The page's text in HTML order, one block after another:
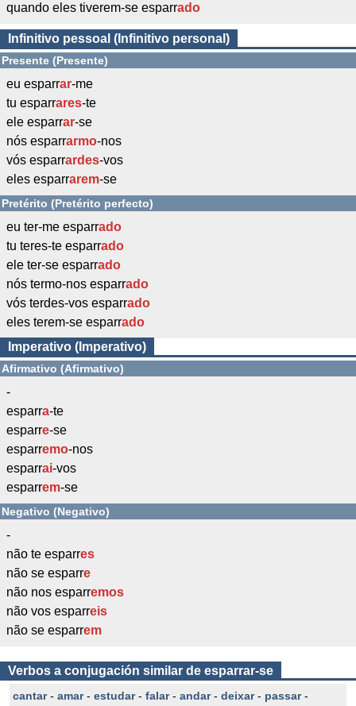
quando eles tiverem-se esparrado
Infinitivo pessoal (Infinitivo personal)
Presente (Presente)
eu esparrar-me
tu esparrares-te
ele esparrar-se
nós esparrarmo-nos
vós esparrardes-vos
eles esparrarem-se
Pretérito (Pretérito perfecto)
eu ter-me esparrado
tu teres-te esparrado
ele ter-se esparrado
nós termo-nos esparrado
vós terdes-vos esparrado
eles terem-se esparrado
Imperativo (Imperativo)
Afirmativo (Afirmativo)
-
esparra-te
esparre-se
esparremo-nos
esparrai-vos
esparrem-se
Negativo (Negativo)
-
não te esparres
não se esparre
não nos esparremos
não vos esparreis
não se esparrem
Verbos a conjugación similar de esparrar-se
cantar- amar- estudar- falar- andar- deixar- passar-